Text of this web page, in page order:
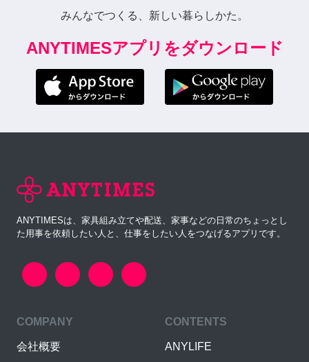
みんなでつくる、新しい暮らしかた。
ANYTIMESアプリをダウンロード
ANYTIMESは、家具組み立てや配送、家事などの日常のちょっとし
た用事を依頼したい人と、仕事をしたい人をつなげるアプリです。
COMPANY
会社概要
CONTENTS
ANYLIFE